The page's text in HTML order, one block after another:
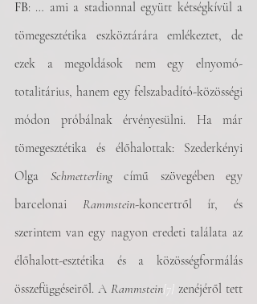
FB: … ami a stadionnal együtt kétségkívül a
tömegesztétika eszköztárára emlékeztet, de
ezek a megoldások nem egy elnyomó-
totalitárius, hanem egy felszabadító-közösségi
módon próbálnak érvényesülni. Ha már
tömegesztétika és élőhalottak: Szederkényi
Olga Schmetterling című szövegében egy
barcelonai Rammstein-koncertről ír, és
szerintem van egy nagyon eredeti találata az
élőhalott-esztétika és a közösségformálás
összefüggéseiről. A Rammstein [7] zenéjéről tett